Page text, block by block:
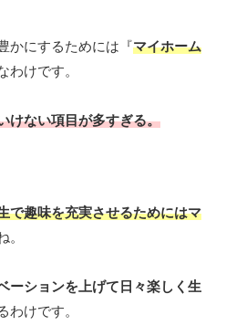
かにするためには『マイホーム
わけです。
けない項目が多すぎる。
で趣味を充実させるためにはマ
。
ーションを上げて日々楽しく生
わけです。